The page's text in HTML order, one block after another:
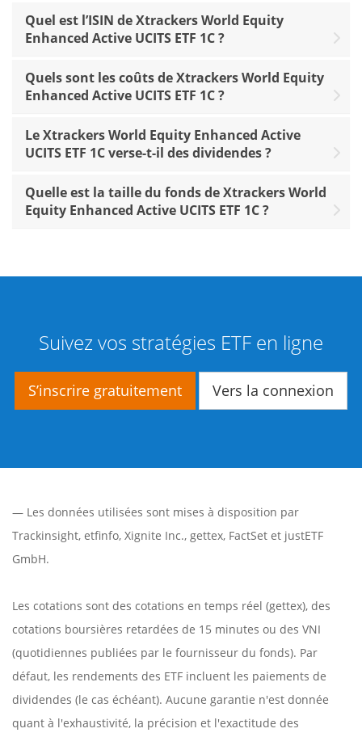
Quel est l’ISIN de Xtrackers World Equity
Enhanced Active UCITS ETF 1C ?
Quels sont les coûts de Xtrackers World Equity
Enhanced Active UCITS ETF 1C ?
Le Xtrackers World Equity Enhanced Active
UCITS ETF 1C verse-t-il des dividendes ?
Quelle est la taille du fonds de Xtrackers World
Equity Enhanced Active UCITS ETF 1C ?
Suivez vos stratégies ETF en ligne
S’inscrire gratuitement Vers la connexion
— Les données utilisées sont mises à disposition par
Trackinsight, etfinfo, Xignite Inc., gettex, FactSet et justETF
GmbH.
Les cotations sont des cotations en temps réel (gettex), des
cotations boursières retardées de 15 minutes ou des VNI
(quotidiennes publiées par le fournisseur du fonds). Par
défaut, les rendements des ETF incluent les paiements de
dividendes (le cas échéant). Aucune garantie n'est donnée
quant à l'exhaustivité, la précision et l'exactitude des